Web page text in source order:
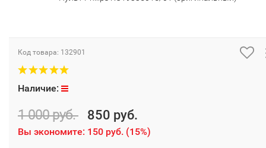
Код товара: 132901
Наличие:
1 000 руб. 850 руб.
Вы экономите: 150 руб. (15%)